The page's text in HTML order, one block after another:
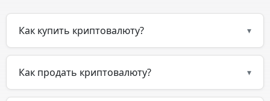
Как купить криптовалюту? ▾
Как продать криптовалюту? ▾